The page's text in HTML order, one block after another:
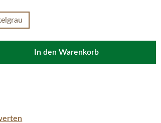
In den Warenkorb